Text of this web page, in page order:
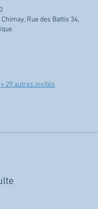
Rue des Battis 34,
+ 29 autres invités